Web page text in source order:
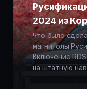
2024 из
Что было
магнитолы
Включение
на штатную